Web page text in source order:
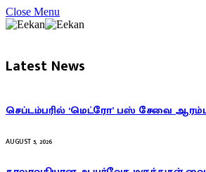
Close Menu
Latest News
செப்டம்பரில் ‘மெட்ரோ’ பஸ் சேவை
AUGUST 5, 2026